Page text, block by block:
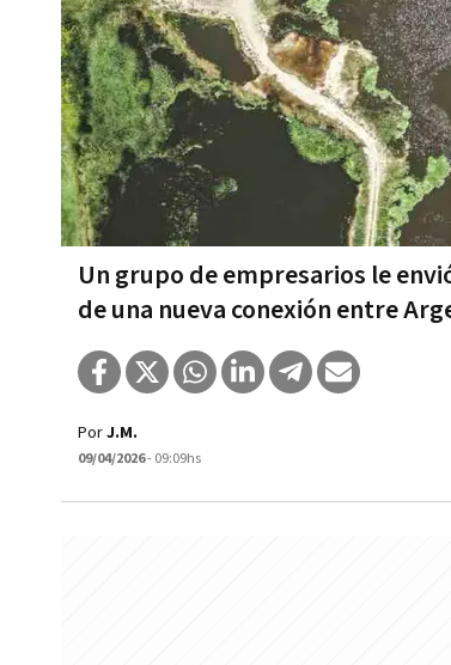
Un grupo de empresarios le
de una nueva conexión entre
PorJ.M.
09/04/2026- 09:09hs